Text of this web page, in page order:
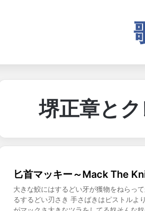
堺正章と
匕首マッキー～Mack The
大きな鮫にはするどい牙が獲物をねらっ
るするどい刃さき 手さばきはピストルよ